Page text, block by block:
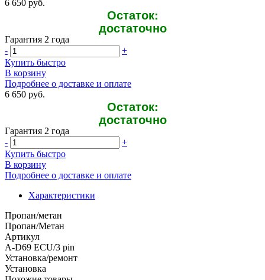
6 650 руб.
Остаток:
достаточно
Гарантия 2 года
-
+
Купить быстро
В корзину
Подробнее о доставке и оплате
6 650 руб.
Остаток:
достаточно
Гарантия 2 года
-
+
Купить быстро
В корзину
Подробнее о доставке и оплате
Характеристики
Пропан/метан
Пропан/Метан
Артикул
A-D69 ECU/3 pin
Установка/ремонт
Установка